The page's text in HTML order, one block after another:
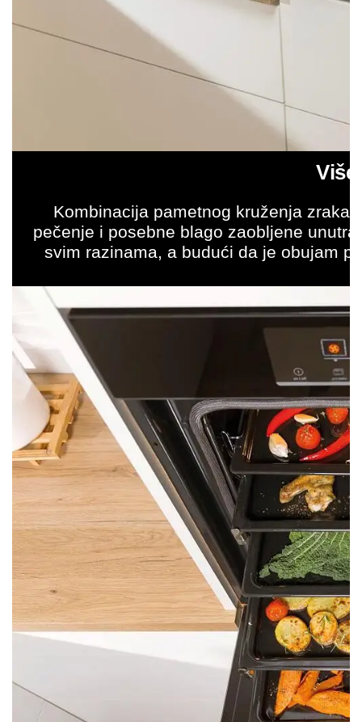
Kombinacija pametnog kruženja
pečenje i posebne blago zaobljene
svim razinama, a budući da je obujam